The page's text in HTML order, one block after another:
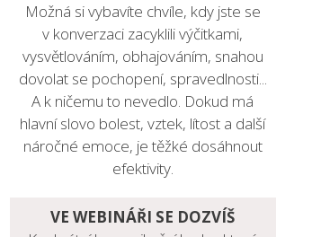
Možná si vybavíte chvíle, kdy jste se
v konverzaci zacyklili výčitkami,
vysvětlováním, obhajováním, snahou
dovolat se pochopení, spravedlnosti...
A k ničemu to nevedlo. Dokud má
hlavní slovo bolest, vztek, lítost a další
náročné emoce, je těžké dosáhnout
efektivity.
VE WEBINÁŘI SE DOZVÍŠ